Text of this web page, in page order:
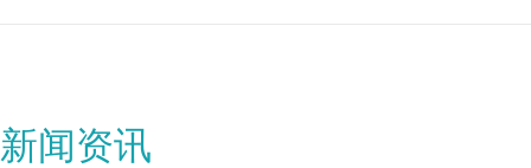
新闻资讯